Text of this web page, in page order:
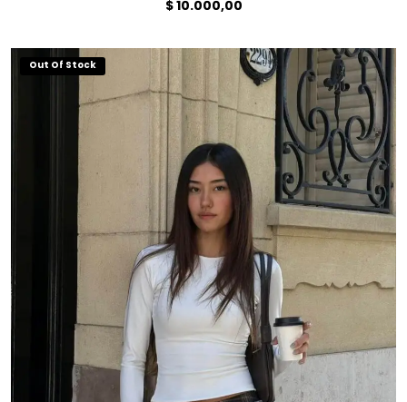
$10.000,00
Out Of Stock